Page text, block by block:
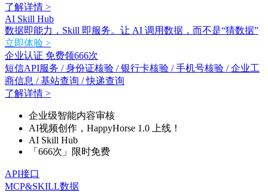
了解详情 >
AI Skill Hub
数据即能力，Skill 即服务。让 AI 调用数据，而不是“猜数据”
立即体验 >
企业认证 免费领666次
短信API服务 / 身份证核验 / 银行卡核验 / 手机号核验 / 企业工
商信息 / 基站查询 / 快递查询
了解详情 >
企业级智能内容审核
AI视频创作，HappyHorse 1.0 上线！
AI Skill Hub
「666次」限时免费
API接口
MCP&SKILL数据